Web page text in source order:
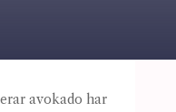
avokado har